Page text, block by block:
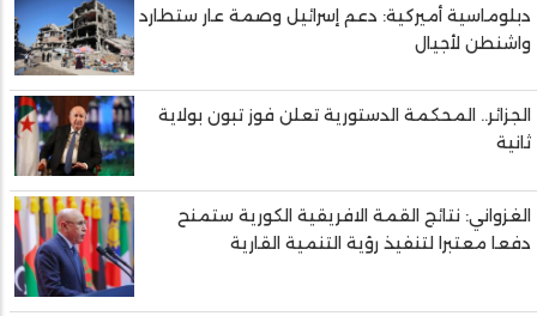
دبلوماسية أميركية: دعم إسرائيل وصمة عار ستطارد
واشنطن لأجيال
الجزائر.. المحكمة الدستورية تعلن فوز تبون بولاية
ثانية
الغزواني: نتائج القمة الافريقية الكورية ستمنح
دفعا معتبرا لتنفيذ رؤية التنمية القارية